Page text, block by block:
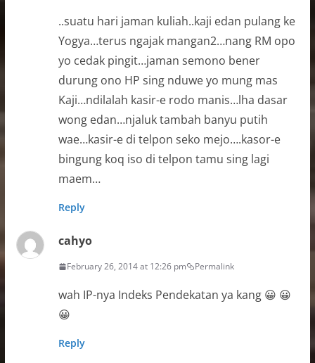
..suatu hari jaman kuliah..kaji edan pulang ke
Yogya…terus ngajak mangan2…nang RM opo
yo cedak pingit…jaman semono bener
durung ono HP sing nduwe yo mung mas
Kaji…ndilalah kasir-e rodo manis…lha dasar
wong edan…njaluk tambah banyu putih
wae…kasir-e di telpon seko mejo….kasor-e
bingung koq iso di telpon tamu sing lagi
maem…
Reply
cahyo
February 26, 2014 at 12:26 pm Permalink
wah IP-nya Indeks Pendekatan ya kang 😀 😀
😀
Reply